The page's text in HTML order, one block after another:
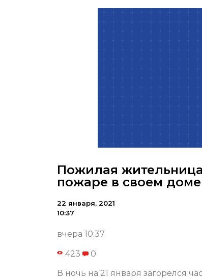
Пожилая
пожаре в своем доме
22 января, 2021
10:37
вчера 10:37
423 0
В ночь на 21 января загорелся